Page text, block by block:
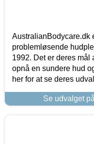
AustralianBodycare.dk
problemløsende
1992. Det er deres
opnå en sundere hud
her for at se deres
Se udvalget